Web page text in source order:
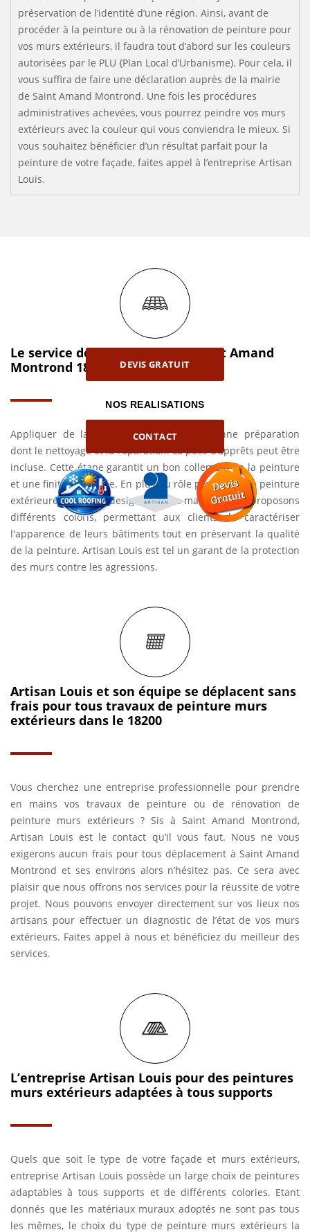
DEVIS GRATUIT
NOS REALISATIONS
CONTACT
préservation de l’identité d’une région. Ainsi, avant de
procéder à la peinture ou à la rénovation de peinture pour
vos murs extérieurs, il faudra tout d’abord sur les couleurs
autorisées par le PLU {Plan Local d’Urbanisme). Pour cela, il
vous suffira de faire une déclaration auprès de la mairie
de Saint Amand Montrond. Une fois les procédures
administratives achevées, vous pourrez peindre vos murs
extérieurs avec la couleur qui vous conviendra le mieux. Si
vous souhaitez bénéficier d’un résultat parfait pour la
peinture de votre façade, faites appel à l’entreprise Artisan
Louis.
Le service de peinture mur à Saint Amand
Montrond 18200
Appliquer de la peinture requiert une bonne préparation
dont le nettoyage et la réparation. La pose d’apprêts peut être
incluse. Cette étape garantit un bon collement de la peinture
et une finition durable. En plus du rôle protecteur, la peinture
extérieure modifie le design de votre maison. Nous proposons
différents coloris, permettant aux clients de caractériser
l'apparence de leurs bâtiments tout en préservant la qualité
de la peinture. Artisan Louis est tel un garant de la protection
des murs contre les agressions.
Artisan Louis et son équipe se déplacent sans
frais pour tous travaux de peinture murs
extérieurs dans le 18200
Vous cherchez une entreprise professionnelle pour prendre
en mains vos travaux de peinture ou de rénovation de
peinture murs extérieurs ? Sis à Saint Amand Montrond,
Artisan Louis est le contact qu’il vous faut. Nous ne vous
exigerons aucun frais pour tous déplacement à Saint Amand
Montrond et ses environs alors n’hésitez pas. Ce sera avec
plaisir que nous offrons nos services pour la réussite de votre
projet. Nous pouvons envoyer directement sur vos lieux nos
artisans pour effectuer un diagnostic de l’état de vos murs
extérieurs. Faites appel à nous et bénéficiez du meilleur des
services.
L’entreprise Artisan Louis pour des peintures
murs extérieurs adaptées à tous supports
Quels que soit le type de votre façade et murs extérieurs,
entreprise Artisan Louis possède un large choix de peintures
adaptables à tous supports et de différents colories. Etant
donnés que les matériaux muraux adoptés ne sont pas tous
les mêmes, le choix du type de peinture murs extérieurs la